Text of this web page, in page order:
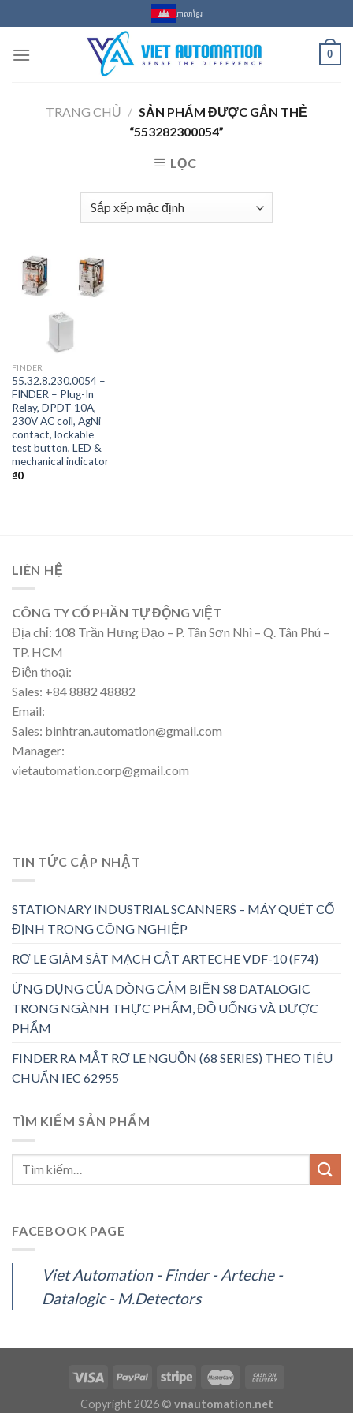
to
content
ភាសាខ្មែរ
0
TRANG CHỦ / SẢN PHẨM ĐƯỢC GẮN THẺ
“553282300054”
LỌC
FINDER
55.32.8.230.0054 –
FINDER – Plug-In
Relay, DPDT 10A,
230V AC coil, AgNi
contact, lockable
test button, LED &
mechanical indicator
₫0
LIÊN HỆ
CÔNG TY CỔ PHẦN TỰ ĐỘNG VIỆT
Địa chỉ: 108 Trần Hưng Đạo – P. Tân Sơn Nhì – Q. Tân Phú –
TP. HCM
Điện thoại:
Sales: +84 8882 48882
Email:
Sales: binhtran.automation@gmail.com
Manager:
vietautomation.corp@gmail.com
TIN TỨC CẬP NHẬT
STATIONARY INDUSTRIAL SCANNERS – MÁY QUÉT CỐ
ĐỊNH TRONG CÔNG NGHIỆP
RƠ LE GIÁM SÁT MẠCH CẮT ARTECHE VDF-10 (F74)
ỨNG DỤNG CỦA DÒNG CẢM BIẾN S8 DATALOGIC
TRONG NGÀNH THỰC PHẨM, ĐỒ UỐNG VÀ DƯỢC
PHẨM
FINDER RA MẮT RƠ LE NGUỒN (68 SERIES) THEO TIÊU
CHUẨN IEC 62955
TÌM KIẾM SẢN PHẨM
FACEBOOK PAGE
Viet Automation - Finder - Arteche -
Datalogic - M.Detectors
Copyright 2026 © vnautomation.net